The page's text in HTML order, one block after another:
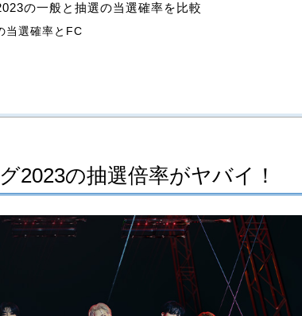
の一般と抽選の当選確率を比較
当選確率とFC
2023の抽選倍率がヤバイ！